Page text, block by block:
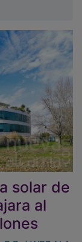
solar de
al